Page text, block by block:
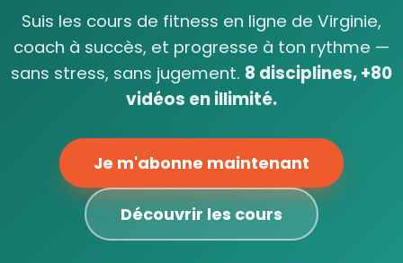
Suis les cours de fitness en ligne de Virginie,
coach à succès, et progresse à ton rythme —
sans stress, sans jugement. 8 disciplines, +80
vidéos en illimité.
Je m'abonne maintenant
Découvrir les cours